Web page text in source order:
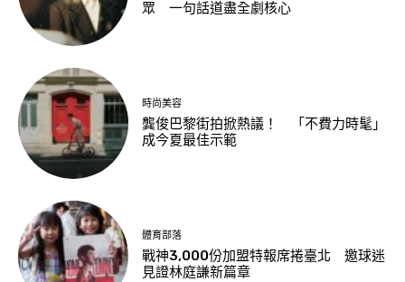
眾 一句話道盡全劇核心
時尚美容
龔俊巴黎街拍掀熱議！ 「不費力時髦」
成今夏最佳示範
體育部落
戰神3,000份加盟特報席捲臺北 邀球迷
見證林庭謙新篇章